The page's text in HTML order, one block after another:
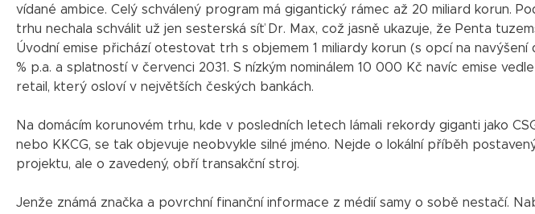
vídané ambice. Celý schválený program má gigantický rámec až 20 miliard korun.
trhu nechala schválit už jen sesterská síť Dr. Max, což jasně ukazuje, že Penta
Úvodní emise přichází otestovat trh s objemem 1 miliardy korun (s opcí na navýšení
% p.a. a splatností v červenci 2031. S nízkým nominálem 10 000 Kč navíc emise
retail, který osloví v největších českých bankách.
Na domácím korunovém trhu, kde v posledních letech lámali rekordy giganti jako
nebo KKCG, se tak objevuje neobvykle silné jméno. Nejde o lokální příběh
projektu, ale o zavedený, obří transakční stroj.
Jenže známá značka a povrchní finanční informace z médií samy o sobě nestačí.